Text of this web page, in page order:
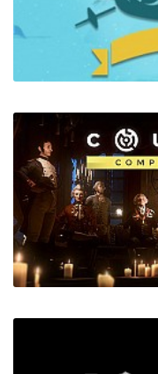
Загадки